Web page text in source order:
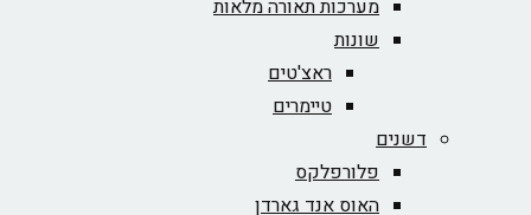
מערכות תאורה מלאות
שונות
ראצ'טים
טיימרים
דשנים
פלורפלקס
האוס אנד גארדן